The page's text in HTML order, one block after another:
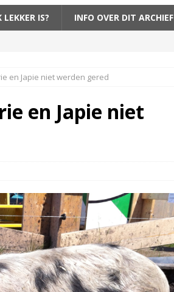
IS? INFO OVER DIT ARCHIEF
en Japie niet werden gered
en Japie niet